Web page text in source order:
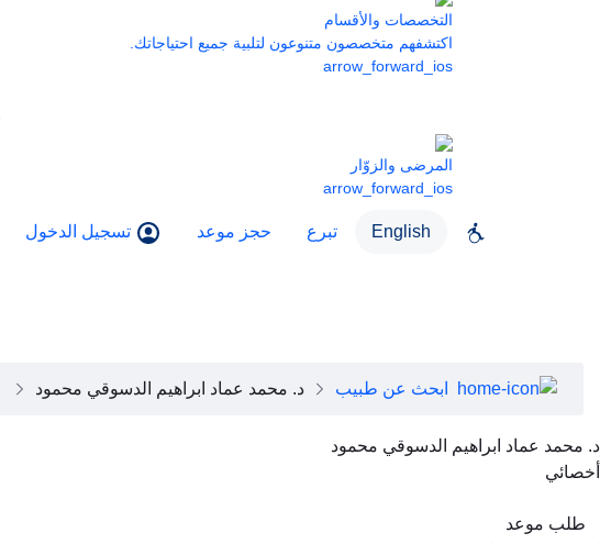
التخصصات والأقسام
اكتشفهم متخصصون متنوعون لتلبية جميع احتياجاتك.
arrow_forward_ios
المرضى والزوّار
arrow_forward_ios
English تبرع حجز موعد تسجيل الدخول
فريقنا التنفيذي
الأسئلة الشائعة
تواصل معنا
ابحث عن طبيب د. محمد عماد ابراهيم الدسوقي محمود
د. محمد عماد ابراهيم الدسوقي محمود
أخصائي
طلب موعد